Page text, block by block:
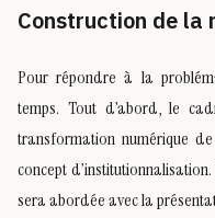
Construction de la
Pour répondre à la
temps. Tout d’abord, le
transformation numérique
concept
sera abordée avec la